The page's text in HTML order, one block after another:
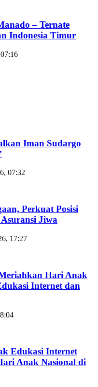
– Ternate
Indonesia Timur
Iman Sudargo
07:32
Perkuat Posisi
Jiwa
17:27
Hari Anak
Internet dan
Edukasi Internet
Anak Nasional di